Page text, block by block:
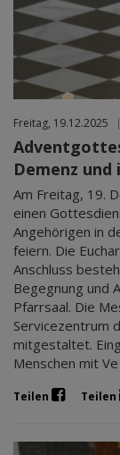
Freitag, 19.12.2025 |
Demenz
Am Freitag, 19.
einen
Angehörigen in
feiern. Die
Anschluss
Begegnung und
Pfarrsaal. Die
Servicezentrum
mitgestaltet.
Menschen mit Ve
Teilen Teilen